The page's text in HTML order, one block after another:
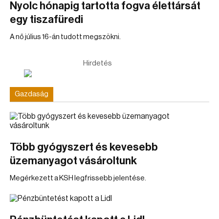
Nyolc hónapig tartotta fogva élettársát
egy tiszafüredi
A nő július 16-án tudott megszökni.
Hirdetés
Gazdaság
Több gyógyszert és kevesebb
üzemanyagot vásároltunk
Megérkezett a KSH legfrissebb jelentése.